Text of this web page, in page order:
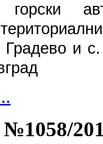
горски
и